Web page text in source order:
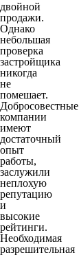
двойной
продажи.
Однако
небольшая
проверка
застройщика
никогда
не
помешает.
Добросовестные
компании
имеют
достаточный
опыт
работы,
заслужили
неплохую
репутацию
и
высокие
рейтинги.
Необходимая
разрешительная